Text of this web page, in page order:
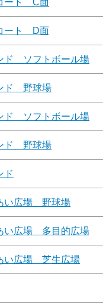
ート C面
ート D面
ド ソフトボール場
ド 野球場
ド ソフトボール場
ド 野球場
ド
い広場 野球場
い広場 多目的広場
い広場 芝生広場